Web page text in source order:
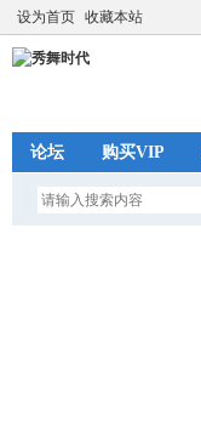
设为首页 收藏本站
论坛 购买VIP